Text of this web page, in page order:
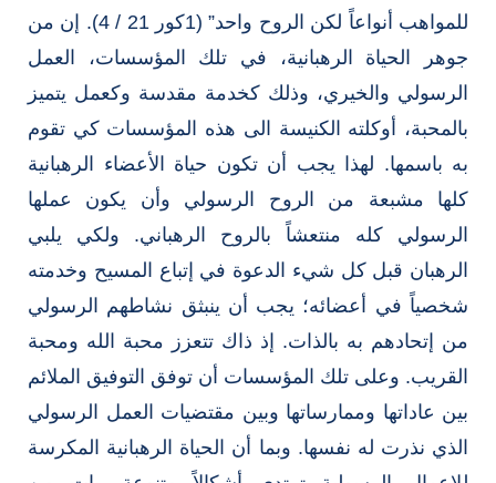
للمواهب أنواعاً لكن الروح واحد” (1كور 21 / 4). إن من
جوهر الحياة الرهبانية، في تلك المؤسسات، العمل
الرسولي والخيري، وذلك كخدمة مقدسة وكعمل يتميز
بالمحبة، أوكلته الكنيسة الى هذه المؤسسات كي تقوم
به باسمها. لهذا يجب أن تكون حياة الأعضاء الرهبانية
كلها مشبعة من الروح الرسولي وأن يكون عملها
الرسولي كله منتعشاً بالروح الرهباني. ولكي يلبي
الرهبان قبل كل شيء الدعوة في إتباع المسيح وخدمته
شخصياً في أعضائه؛ يجب أن ينبثق نشاطهم الرسولي
من إتحادهم به بالذات. إذ ذاك تتعزز محبة الله ومحبة
القريب. وعلى تلك المؤسسات أن توفق التوفيق الملائم
بين عاداتها وممارساتها وبين مقتضيات العمل الرسولي
الذي نذرت له نفسها. وبما أن الحياة الرهبانية المكرسة